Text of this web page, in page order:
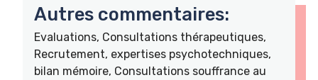
Autres commentaires:
Evaluations, Consultations thérapeutiques,
Recrutement, expertises psychotechniques,
bilan mémoire, Consultations souffrance au